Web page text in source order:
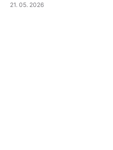
21. 05. 2026